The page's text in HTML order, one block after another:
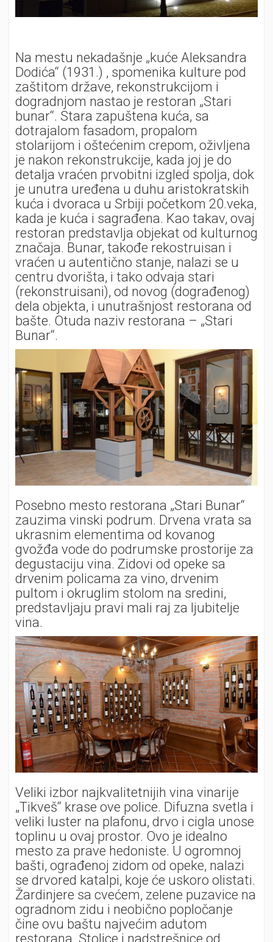
Na mestu nekadašnje „kuće Aleksandra
Dodića“ (1931.) , spomenika kulture pod
zaštitom države, rekonstrukcijom i
dogradnjom nastao je restoran „Stari
bunar“. Stara zapuštena kuća, sa
dotrajalom fasadom, propalom
stolarijom i oštećenim crepom, oživljena
je nakon rekonstrukcije, kada joj je do
detalja vraćen prvobitni izgled spolja, dok
je unutra uređena u duhu aristokratskih
kuća i dvoraca u Srbiji početkom 20.veka,
kada je kuća i sagrađena. Kao takav, ovaj
restoran predstavlja objekat od kulturnog
značaja. Bunar, takođe rekostruisan i
vraćen u autentično stanje, nalazi se u
centru dvorišta, i tako odvaja stari
(rekonstruisani), od novog (dograđenog)
dela objekta, i unutrašnjost restorana od
bašte. Otuda naziv restorana – „Stari
Bunar“.
Posebno mesto restorana „Stari Bunar“
zauzima vinski podrum. Drvena vrata sa
ukrasnim elementima od kovanog
gvožđa vode do podrumske prostorije za
degustaciju vina. Zidovi od opeke sa
drvenim policama za vino, drvenim
pultom i okruglim stolom na sredini,
predstavljaju pravi mali raj za ljubitelje
vina.
Veliki izbor najkvalitetnijih vina vinarije
„Tikveš“ krase ove police. Difuzna svetla i
veliki luster na plafonu, drvo i cigla unose
toplinu u ovaj prostor. Ovo je idealno
mesto za prave hedoniste. U ogromnoj
bašti, ograđenoj zidom od opeke, nalazi
se drvored katalpi, koje će uskoro olistati.
Žardinjere sa cvećem, zelene puzavice na
ogradnom zidu i neobično popločanje
čine ovu baštu najvećim adutom
restorana. Stolice i nadstrešnice od